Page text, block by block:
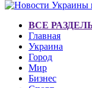
ВСЕ
Главная
Украина
Город
Мир
Бизнес